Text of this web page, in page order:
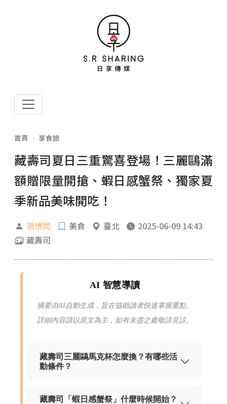
首頁 享食旅
藏壽司夏日三重驚喜登場！三麗鷗滿
額贈限量開搶、蝦日感蟹祭、獨家夏
季新品美味開吃！
張博閎 美食 臺北
2025-06-09 14:43
藏壽司
AI 智慧導讀
摘要由AI自動生成，旨在協助讀者快速掌握重點。
詳細內容請以原文為主，如有未盡之處敬請見諒。
藏壽司三麗鷗馬克杯怎麼換？有哪些活
動條件？
藏壽司「蝦日感蟹祭」什麼時候開始？